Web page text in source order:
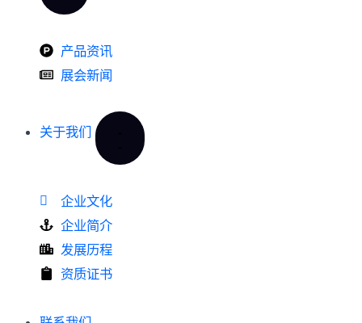
产品资讯
展会新闻
关于我们
企业文化
企业简介
发展历程
资质证书